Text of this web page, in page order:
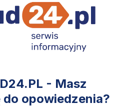
- Masz
opowiedzenia?